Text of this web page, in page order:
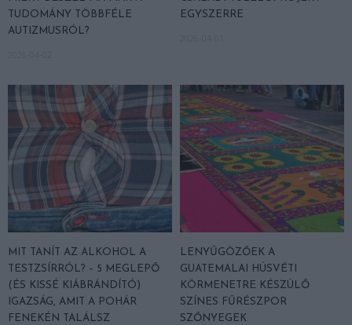
TUDOMÁNY TÖBBFÉLE
AUTIZMUSRÓL?
EGYSZERRE
MIT TANÍT AZ ALKOHOL A
TESTZSÍRRÓL? – 5 MEGLEPŐ
(ÉS KISSÉ KIÁBRÁNDÍTÓ)
IGAZSÁG, AMIT A POHÁR
FENEKÉN TALÁLSZ
LENYŰGÖZŐEK A
GUATEMALAI HÚSVÉTI
KÖRMENETRE KÉSZÜLŐ
SZÍNES FŰRÉSZPOR
SZŐNYEGEK